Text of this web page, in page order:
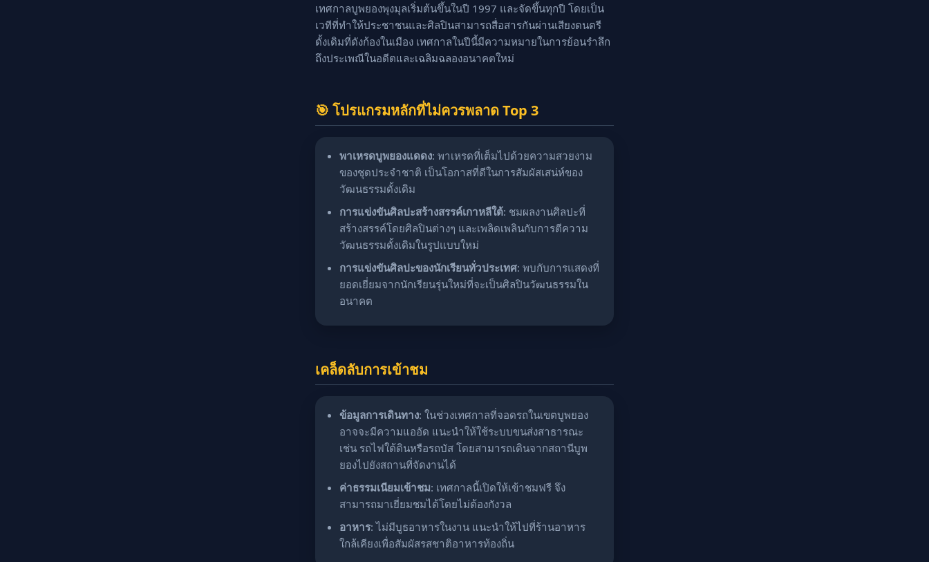
เทศกาลบูพยองพุงมุลเริ่มต้นขึ้นในปี 1997 และจัดขึ้นทุกปี โดยเป็น
เวทีที่ทำให้ประชาชนและศิลปินสามารถสื่อสารกันผ่านเสียงดนตรี
ดั้งเดิมที่ดังก้องในเมือง เทศกาลในปีนี้มีความหมายในการย้อนรำลึก
ถึงประเพณีในอดีตและเฉลิมฉลองอนาคตใหม่
🎯 โปรแกรมหลักที่ไม่ควรพลาด Top 3
พาเหรดบูพยองแดดง: พาเหรดที่เต็มไปด้วยความสวยงาม
ของชุดประจำชาติ เป็นโอกาสที่ดีในการสัมผัสเสน่ห์ของ
วัฒนธรรมดั้งเดิม
การแข่งขันศิลปะสร้างสรรค์เกาหลีใต้: ชมผลงานศิลปะที่
สร้างสรรค์โดยศิลปินต่างๆ และเพลิดเพลินกับการตีความ
วัฒนธรรมดั้งเดิมในรูปแบบใหม่
การแข่งขันศิลปะของนักเรียนทั่วประเทศ: พบกับการแสดงที่
ยอดเยี่ยมจากนักเรียนรุ่นใหม่ที่จะเป็นศิลปินวัฒนธรรมใน
อนาคต
เคล็ดลับการเข้าชม
ข้อมูลการเดินทาง: ในช่วงเทศกาลที่จอดรถในเขตบูพยอง
อาจจะมีความแออัด แนะนำให้ใช้ระบบขนส่งสาธารณะ
เช่น รถไฟใต้ดินหรือรถบัส โดยสามารถเดินจากสถานีบูพ
ยองไปยังสถานที่จัดงานได้
ค่าธรรมเนียมเข้าชม: เทศกาลนี้เปิดให้เข้าชมฟรี จึง
สามารถมาเยี่ยมชมได้โดยไม่ต้องกังวล
อาหาร: ไม่มีบูธอาหารในงาน แนะนำให้ไปที่ร้านอาหาร
ใกล้เคียงเพื่อสัมผัสรสชาติอาหารท้องถิ่น